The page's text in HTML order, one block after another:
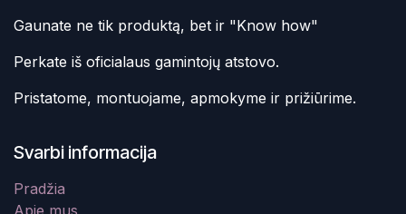
Gaunate ne tik produktą, bet ir "Know how"
Perkate iš oficialaus gamintojų atstovo.
Pristatome, montuojame, apmokyme ir prižiūrime.
Svarbi informacija
Pradžia